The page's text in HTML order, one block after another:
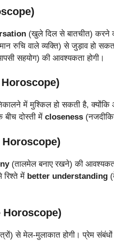
(खुले दिल से बातचीत) करने
रुचि वाले व्यक्ति) से जुड़ाव हो
सहयोग) की आवश्यकता होगी।
Horoscope)
में मुश्किल हो सकती है, क्योंकि
दोस्ती में closeness
Horoscope)
(तालमेल बनाए रखने) की
में better understanding
Horoscope)
से मेल-मुलाकात होगी। प्रेम